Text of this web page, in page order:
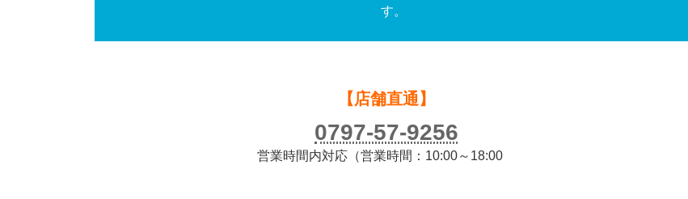
す。
【店舗直通】
0797-57-9256
営業時間内対応（営業時間：10:00～18:00